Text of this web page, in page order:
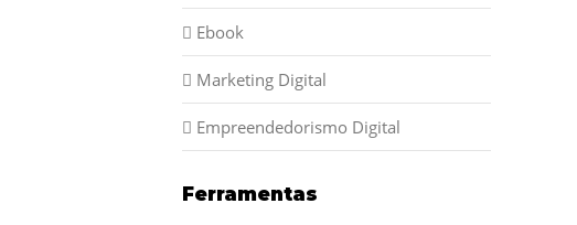
Ebook
Marketing Digital
Empreendedorismo Digital
Ferramentas